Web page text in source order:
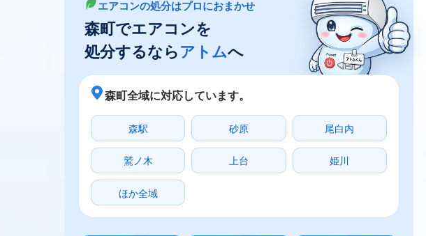
エアコンの処分はプロにおまかせ
森町でエアコンを
処分するならアトムへ
森町全域に対応しています。
森駅 砂原 尾白内
鷲ノ木 上台 姫川
ほか全域